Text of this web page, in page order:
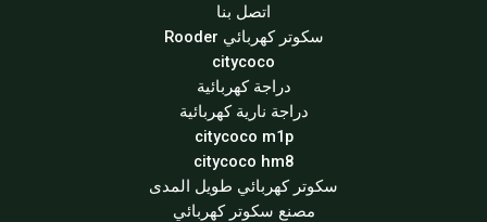
اتصل بنا
سكوتر كهربائي Rooder
citycoco
دراجة كهربائية
دراجة نارية كهربائية
citycoco m1p
citycoco hm8
سكوتر كهربائي طويل المدى
مصنع سكوتر كهربائي